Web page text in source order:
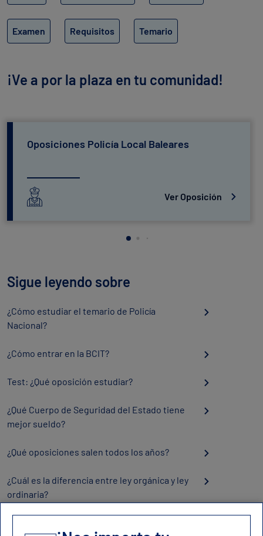
Examen Requisitos Temario
¡Ve a por la plaza en tu comunidad!
Oposiciones Policía Local Baleares
Ver Oposición
Sigue leyendo sobre
¿Cómo estudiar el temario de Policía
Nacional?
¿Cómo entrar en la BCIT?
Test: ¿Qué oposición estudiar?
¿Qué Cuerpo de Seguridad del Estado tiene
mejor sueldo?
¿Qué oposiciones salen todos los años?
¿Cuál es la diferencia entre ley orgánica y ley
ordinaria?